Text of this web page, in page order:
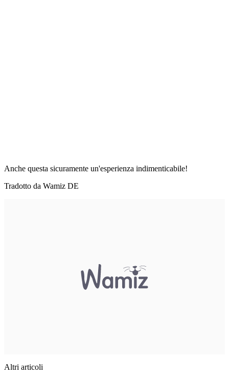
Anche questa sicuramente un'esperienza indimenticabile!
Tradotto da Wamiz DE
Altri articoli